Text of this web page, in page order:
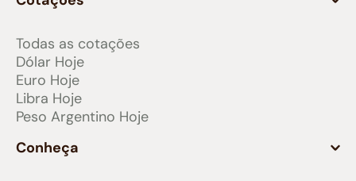
Todas as cotações
Dólar Hoje
Euro Hoje
Libra Hoje
Peso Argentino Hoje
Conheça